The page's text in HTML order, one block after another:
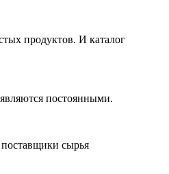
продуктов. И каталог
постоянными.
сырья